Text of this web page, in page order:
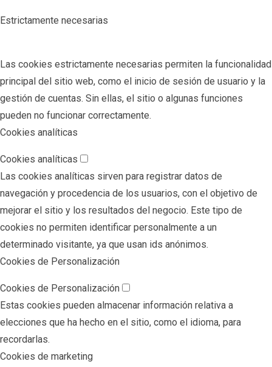
Estrictamente necesarias
Las cookies estrictamente necesarias permiten la funcionalidad
principal del sitio web, como el inicio de sesión de usuario y la
gestión de cuentas. Sin ellas, el sitio o algunas funciones
pueden no funcionar correctamente.
Cookies analíticas
Cookies analíticas
Las cookies analíticas sirven para registrar datos de
navegación y procedencia de los usuarios, con el objetivo de
mejorar el sitio y los resultados del negocio. Este tipo de
cookies no permiten identificar personalmente a un
determinado visitante, ya que usan ids anónimos.
Cookies de Personalización
Cookies de Personalización
Estas cookies pueden almacenar información relativa a
elecciones que ha hecho en el sitio, como el idioma, para
recordarlas.
Cookies de marketing